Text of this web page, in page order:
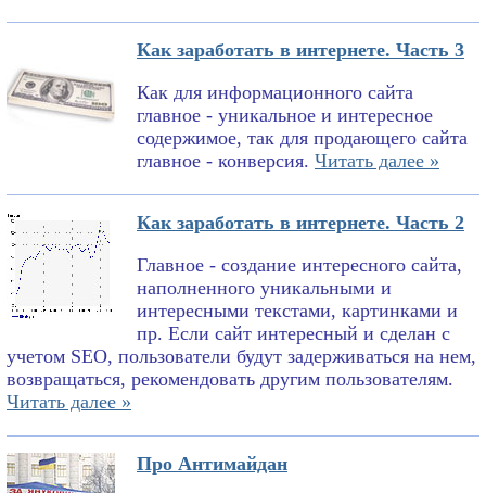
Как заработать в интернете. Часть 3
Как для информационного сайта
главное - уникальное и интересное
содержимое, так для продающего сайта
главное - конверсия. Читать далее »
Как заработать в интернете. Часть 2
Главное - создание интересного сайта,
наполненного уникальными и
интересными текстами, картинками и
пр. Если сайт интересный и сделан с
учетом SEO, пользователи будут задерживаться на нем,
возвращаться, рекомендовать другим пользователям.
Читать далее »
Про Антимайдан